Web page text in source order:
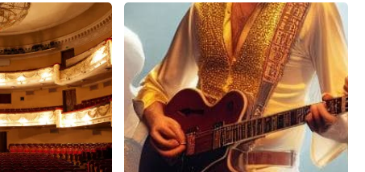
reviews
Vrienden Van Amstel Live
1252+reviews
BEKIJKEN